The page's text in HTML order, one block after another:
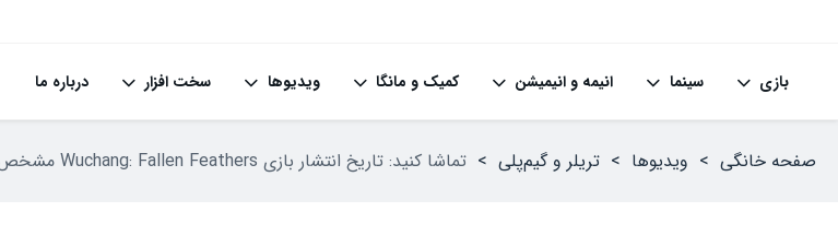
بازی سینما انیمه و انیمیشن کمیک و مانگا ویدیوها سخت افزار درباره ما
صفحه خانگی > ویدیوها > تریلر و گیم‌پلی > تماشا کنید: تاریخ انتشار بازی Wuchang: Fallen Feathers مشخص شد